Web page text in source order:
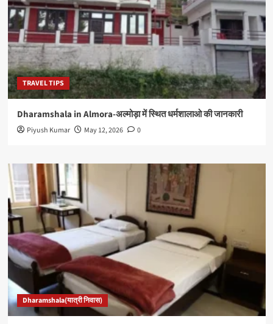
TRAVEL TIPS
Dharamshala in Almora-अल्मोड़ा में स्थित धर्मशालाओ की जानकारी
Piyush Kumar May 12, 2026 0
Dharamshala(यात्री निवास)